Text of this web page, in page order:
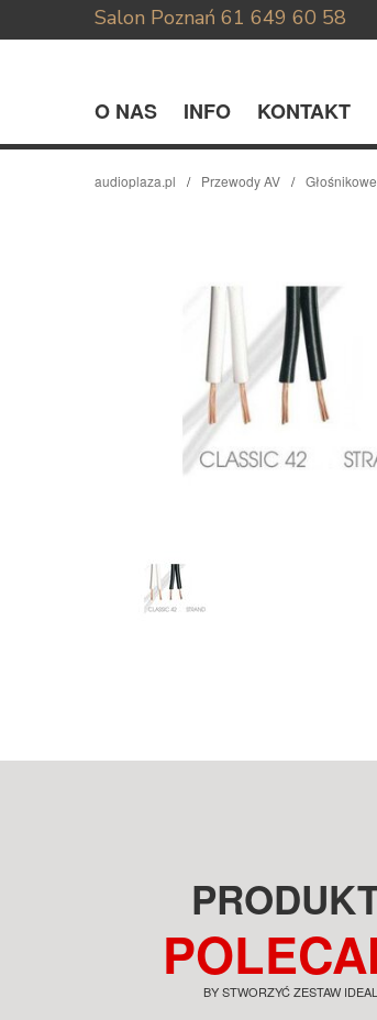
Salon Poznań 61 649 60 58
O NAS INFO KONTAKT
audioplaza.pl Przewody AV Głośnikowe
BY STWORZYĆ ZESTAW
CZARNY LAKIER KOLUMNY
PODŁOGOWE SALON POZNAŃ
GRAHAM
OAK
SALON
KOLUMNY I